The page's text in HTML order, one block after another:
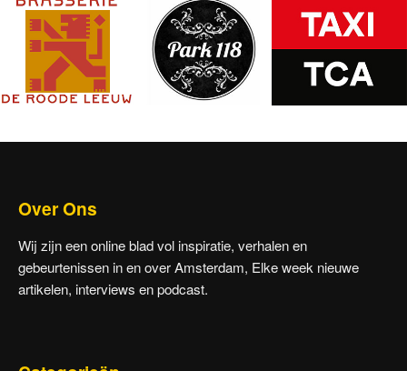
Over Ons
Wij zijn een online blad vol inspiratie, verhalen en
gebeurtenissen in en over Amsterdam, Elke week nieuwe
artikelen, interviews en podcast.